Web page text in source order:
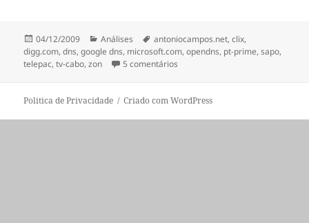
Publicado
a
04/12/2009 Categorias
Análises Etiquetas
antoniocampos.net,clix,
digg.com,dns,google dns, microsoft.com,opendns, pt-prime,sapo,
telepac,tv-cabo,zon 5 comentários
Politica de Privacidade Criado com WordPress